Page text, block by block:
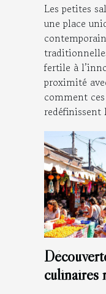
Les petites
une place
fertile à
proximité
comment
redéfinissent
culinaires